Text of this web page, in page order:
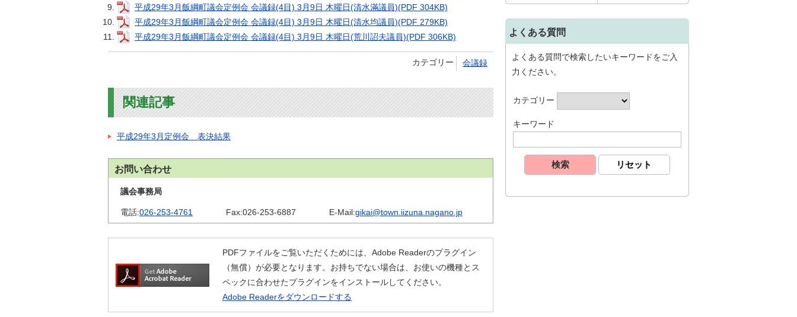
平成29年3月飯綱町議会定例会 会議録(4目) 3月9日 木曜日(清水滿議員)(PDF 304KB)
平成29年3月飯綱町議会定例会 会議録(4目) 3月9日 木曜日(清水均議員)(PDF 279KB)
平成29年3月飯綱町議会定例会 会議録(4目) 3月9日 木曜日(荒川詔夫議員)(PDF 306KB)
カテゴリー 会議録
関連記事
平成29年3月定例会 表決結果
お問い合わせ
議会事務局
電話:026-253-4761 Fax:026-253-6887 E-Mail:gikai@town.iizuna.nagano.jp
PDFファイルをご覧いただくためには、Adobe Readerのプラグイン
（無償）が必要となります。お持ちでない場合は、お使いの機種とス
ペックに合わせたプラグインをインストールしてください。
Adobe Readerをダウンロードする
よくある質問
よくある質問で検索したいキーワードをご入
力ください。
カテゴリー
キーワード